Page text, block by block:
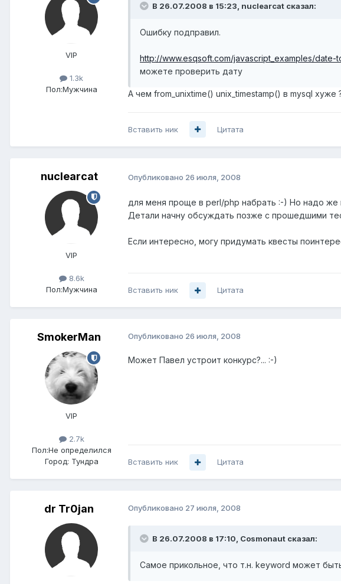
VIP
1.3k
Пол:Мужчина
В 26.07.2008 в 15:23, nuclearcat сказал:
Ошибку подправил.
http://www.esqsoft.com/javascript_examples/date-
можете проверить дату
А чем from_unixtime() unix_timestamp() в mysql
Вставить ник Цитата
nuclearcat
VIP
8.6k
Пол:Мужчина
Опубликовано 26 июля, 2008
для меня проще в perl/php набрать :-) Но надо же
Детали начну обсуждать позже с прошедшими
Если интересно, могу придумать квесты
Вставить ник Цитата
SmokerMan
VIP
2.7k
Пол:Не определился
Город: Тундра
Опубликовано 26 июля, 2008
Может Павел устроит конкурс?... :-)
Вставить ник Цитата
dr Tr0jan Опубликовано 27 июля, 2008
В 26.07.2008 в 17:10, Cosmonaut сказал:
Самое прикольное, что т.н. keyword может